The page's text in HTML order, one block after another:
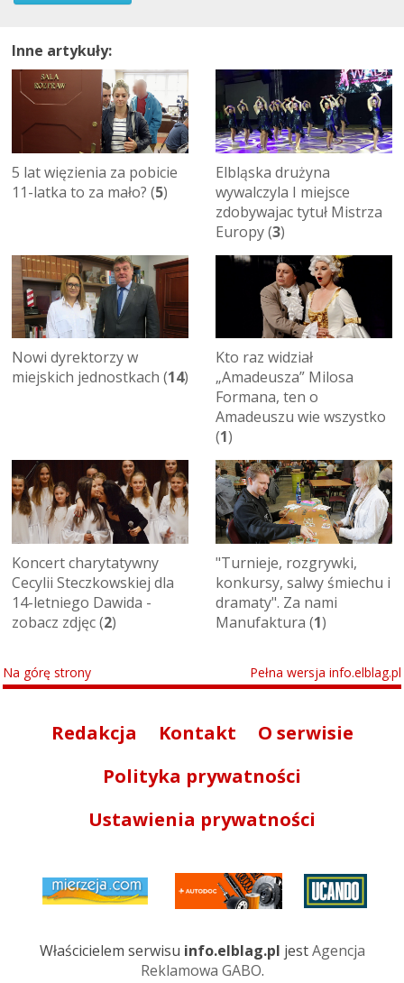
Inne artykuły:
5 lat więzienia za pobicie
11-latka to za mało? (5)
Elbląska drużyna
wywalczyla I miejsce
zdobywajac tytuł Mistrza
Europy (3)
Nowi dyrektorzy w
miejskich jednostkach (14)
Kto raz widział
„Amadeusza” Milosa
Formana, ten o
Amadeuszu wie wszystko
(1)
Koncert charytatywny
Cecylii Steczkowskiej dla
14-letniego Dawida -
zobacz zdjęc (2)
"Turnieje, rozgrywki,
konkursy, salwy śmiechu i
dramaty". Za nami
Manufaktura (1)
Na górę strony Pełna wersja info.elblag.pl
Redakcja Kontakt
O serwisie
Polityka prywatności
Ustawienia prywatności
Właścicielem serwisu info.elblag.pl jestAgencja
Reklamowa GABO.